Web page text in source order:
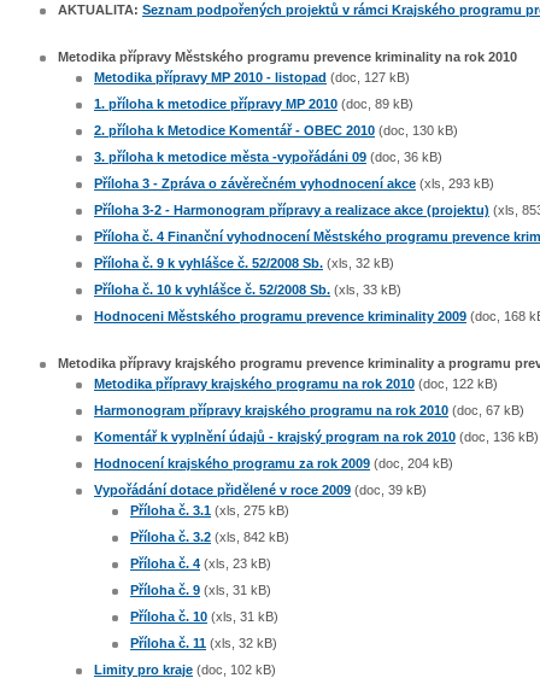
AKTUALITA: Seznam podpořených projektů v rámci Krajského programu
Metodika přípravy Městského programu prevence kriminality na rok 2010
Metodika přípravy MP 2010 - listopad (doc, 127 kB)
1. příloha k metodice přípravy MP 2010 (doc, 89 kB)
2. příloha k Metodice Komentář - OBEC 2010 (doc, 130 kB)
3. příloha k metodice města -vypořádáni 09 (doc, 36 kB)
Příloha 3 - Zpráva o závěrečném vyhodnocení akce (xls, 293 kB)
Příloha 3-2 - Harmonogram přípravy a realizace akce (projektu) (xls,
Příloha č. 4 Finanční vyhodnocení Městského programu prevence
Příloha č. 9 k vyhlášce č. 52/2008 Sb. (xls, 32 kB)
Příloha č. 10 k vyhlášce č. 52/2008 Sb. (xls, 33 kB)
Hodnoceni Městského programu prevence kriminality 2009 (doc, 168
Metodika přípravy krajského programu prevence kriminality a programu
Metodika přípravy krajského programu na rok 2010 (doc, 122 kB)
Harmonogram přípravy krajského programu na rok 2010 (doc, 67 kB)
Komentář k vyplnění údajů - krajský program na rok 2010 (doc, 136 kB)
Hodnocení krajského programu za rok 2009 (doc, 204 kB)
Vypořádání dotace přidělené v roce 2009 (doc, 39 kB)
Příloha č. 3.1 (xls, 275 kB)
Příloha č. 3.2 (xls, 842 kB)
Příloha č. 4 (xls, 23 kB)
Příloha č. 9 (xls, 31 kB)
Příloha č. 10 (xls, 31 kB)
Příloha č. 11 (xls, 32 kB)
Limity pro kraje (doc, 102 kB)